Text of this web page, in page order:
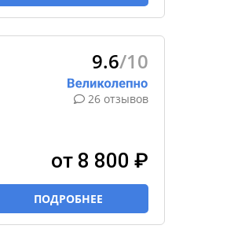
9.6/10
26 отзывов
от 8 800 ₽
ПОДРОБНЕЕ